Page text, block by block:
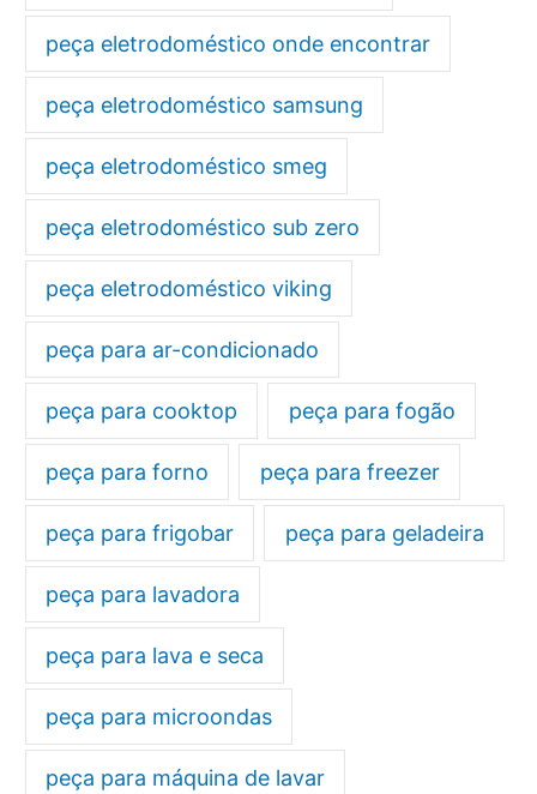
peça eletrodoméstico onde encontrar
peça eletrodoméstico samsung
peça eletrodoméstico smeg
peça eletrodoméstico sub zero
peça eletrodoméstico viking
peça para ar-condicionado
peça para cooktop peça para fogão
peça para forno peça para freezer
peça para frigobar peça para geladeira
peça para lavadora
peça para lava e seca
peça para microondas
peça para máquina de lavar